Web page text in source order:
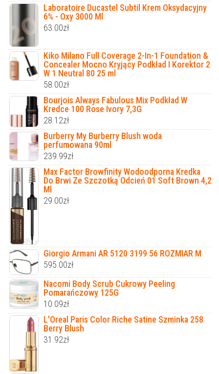
Laboratoire Ducastel Subtil Krem Oksydacyjny
6% - Oxy 3000 Ml
63.00zł
Kiko Milano Full Coverage 2-In-1 Foundation &
Concealer Mocno Kryjący Podkład I Korektor 2
W 1 Neutral 80 25 ml
58.00zł
Bourjois Always Fabulous Mix Podkład W
Kredce 100 Rose Ivory 7,3G
28.12zł
Burberry My Burberry Blush woda
perfumowana 90ml
239.99zł
Max Factor Browfinity Wodoodporna Kredka
Do Brwi Ze Szczotką Odcień 01 Soft Brown 4,2
Ml
29.00zł
Giorgio Armani AR 5120 3199 56 ROZMIAR M
595.00zł
Nacomi Body Scrub Cukrowy Peeling
Pomarańczowy 125G
10.09zł
L'Oreal Paris Color Riche Satine Szminka 258
Berry Blush
31.92zł